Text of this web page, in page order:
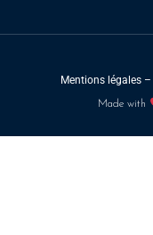
Mentions légales –
Made with